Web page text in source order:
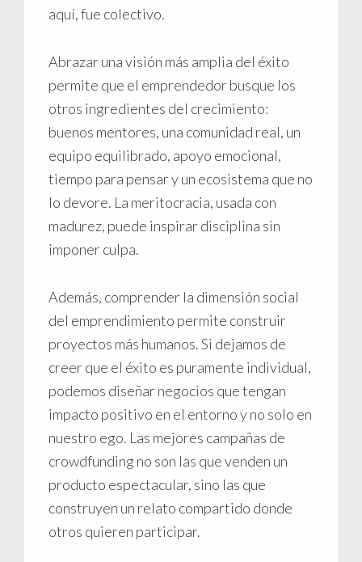
aquí, fue colectivo.
Abrazar una visión más amplia del éxito
permite que el emprendedor busque los
otros ingredientes del crecimiento:
buenos mentores, una comunidad real, un
equipo equilibrado, apoyo emocional,
tiempo para pensar y un ecosistema que no
lo devore. La meritocracia, usada con
madurez, puede inspirar disciplina sin
imponer culpa.
Además, comprender la dimensión social
del emprendimiento permite construir
proyectos más humanos. Si dejamos de
creer que el éxito es puramente individual,
podemos diseñar negocios que tengan
impacto positivo en el entorno y no solo en
nuestro ego. Las mejores campañas de
crowdfunding no son las que venden un
producto espectacular, sino las que
construyen un relato compartido donde
otros quieren participar.